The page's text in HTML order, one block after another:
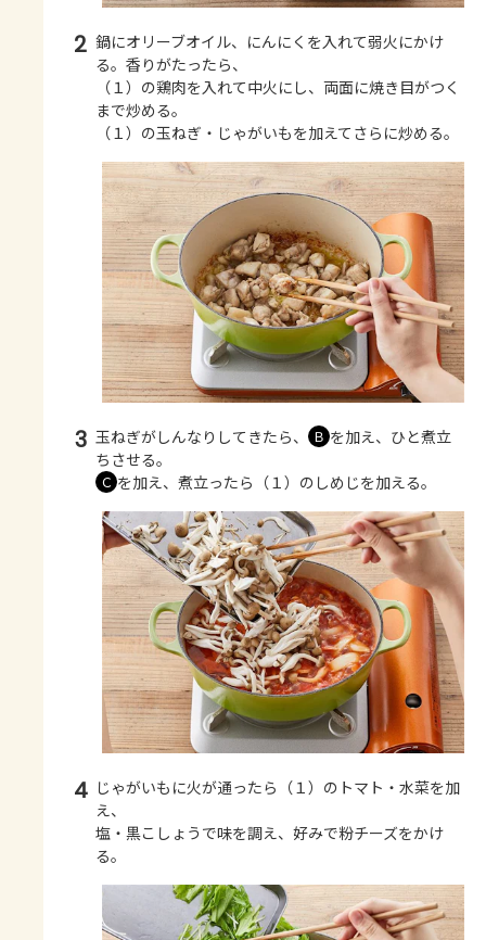
2 鍋にオリーブオイル、にんにくを入れて弱火にかけ
る。香りがたったら、
（１）の鶏肉を入れて中火にし、両面に焼き目がつく
まで炒める。
（１）の玉ねぎ・じゃがいもを加えてさらに炒める。
3 玉ねぎがしんなりしてきたら、 Ｂ を加え、ひと煮立
ちさせる。
Ｃ を加え、煮立ったら（１）のしめじを加える。
4 じゃがいもに火が通ったら（１）のトマト・水菜を加
え、
塩・黒こしょうで味を調え、好みで粉チーズをかけ
る。